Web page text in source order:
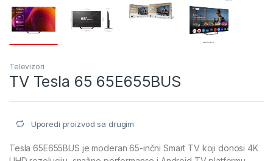
Televizori
TV Tesla 65 65E655BUS
Uporedi proizvod sa drugim
Tesla 65E655BUS je moderan 65-inčni Smart TV koji donosi 4K